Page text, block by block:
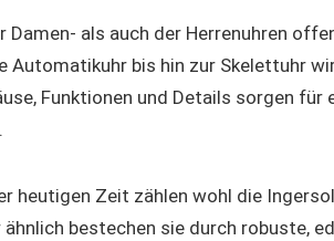
Damen- als auch der Herrenuhren
Automatikuhr bis hin zur Skelettuhr
Funktionen und Details sorgen für
heutigen Zeit zählen wohl die
bestechen sie durch robuste,